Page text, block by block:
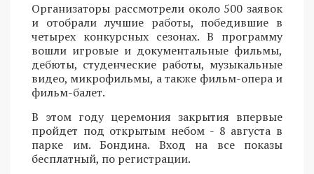
Организаторы рассмотрели около 500 заявок
и отобрали лучшие работы, победившие в
четырех конкурсных сезонах. В программу
вошли игровые и документальные фильмы,
дебюты, студенческие работы, музыкальные
видео, микрофильмы, а также фильм-опера и
фильм-балет.
В этом году церемония закрытия впервые
пройдет под открытым небом - 8 августа в
парке им. Бондина. Вход на все показы
бесплатный, по регистрации.